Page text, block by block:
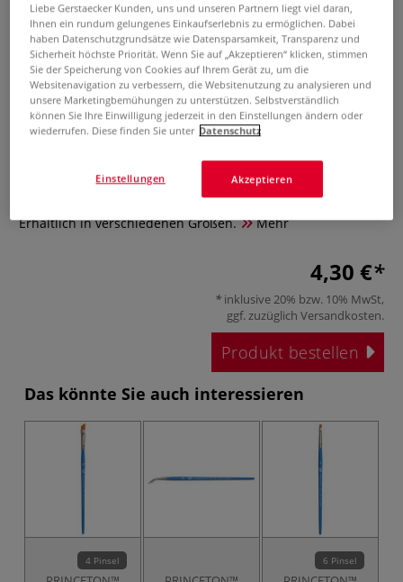
PRINCETON™ Select™ ARTISTE™
Synthetikpinsel, Serie 3750, Short
Liner
0 Bewertungen
PRINCETON™ Select™ ARTISTE™ Synthetikpinsel sind ideal
für Öl-, Acryl- und Aquarellfarben. Langlebig und
zuverlässig mit einem tollen Preis-Leistungs-Verhältnis.
Erhältlich in verschiedenen Größen.
Mehr
4,30 €
inklusive 20% bzw. 10% MwSt,
ggf. zuzüglich Versandkosten.
Produkt bestellen
Das könnte Sie auch interessieren
4 Pinsel 6 Pinsel
Liebe Gerstaecker Kunden, uns und unseren Partnern liegt viel daran,
Ihnen ein rundum gelungenes Einkaufserlebnis zu ermöglichen. Dabei
haben Datenschutzgrundsätze wie Datensparsamkeit, Transparenz und
Sicherheit höchste Priorität. Wenn Sie auf „Akzeptieren“ klicken, stimmen
Sie der Speicherung von Cookies auf Ihrem Gerät zu, um die
Websitenavigation zu verbessern, die Websitenutzung zu analysieren und
unsere Marketingbemühungen zu unterstützen. Selbstverständlich
können Sie Ihre Einwilligung jederzeit in den Einstellungen ändern oder
wiederrufen. Diese finden Sie unter Datenschutz
Akzeptieren
Einstellungen